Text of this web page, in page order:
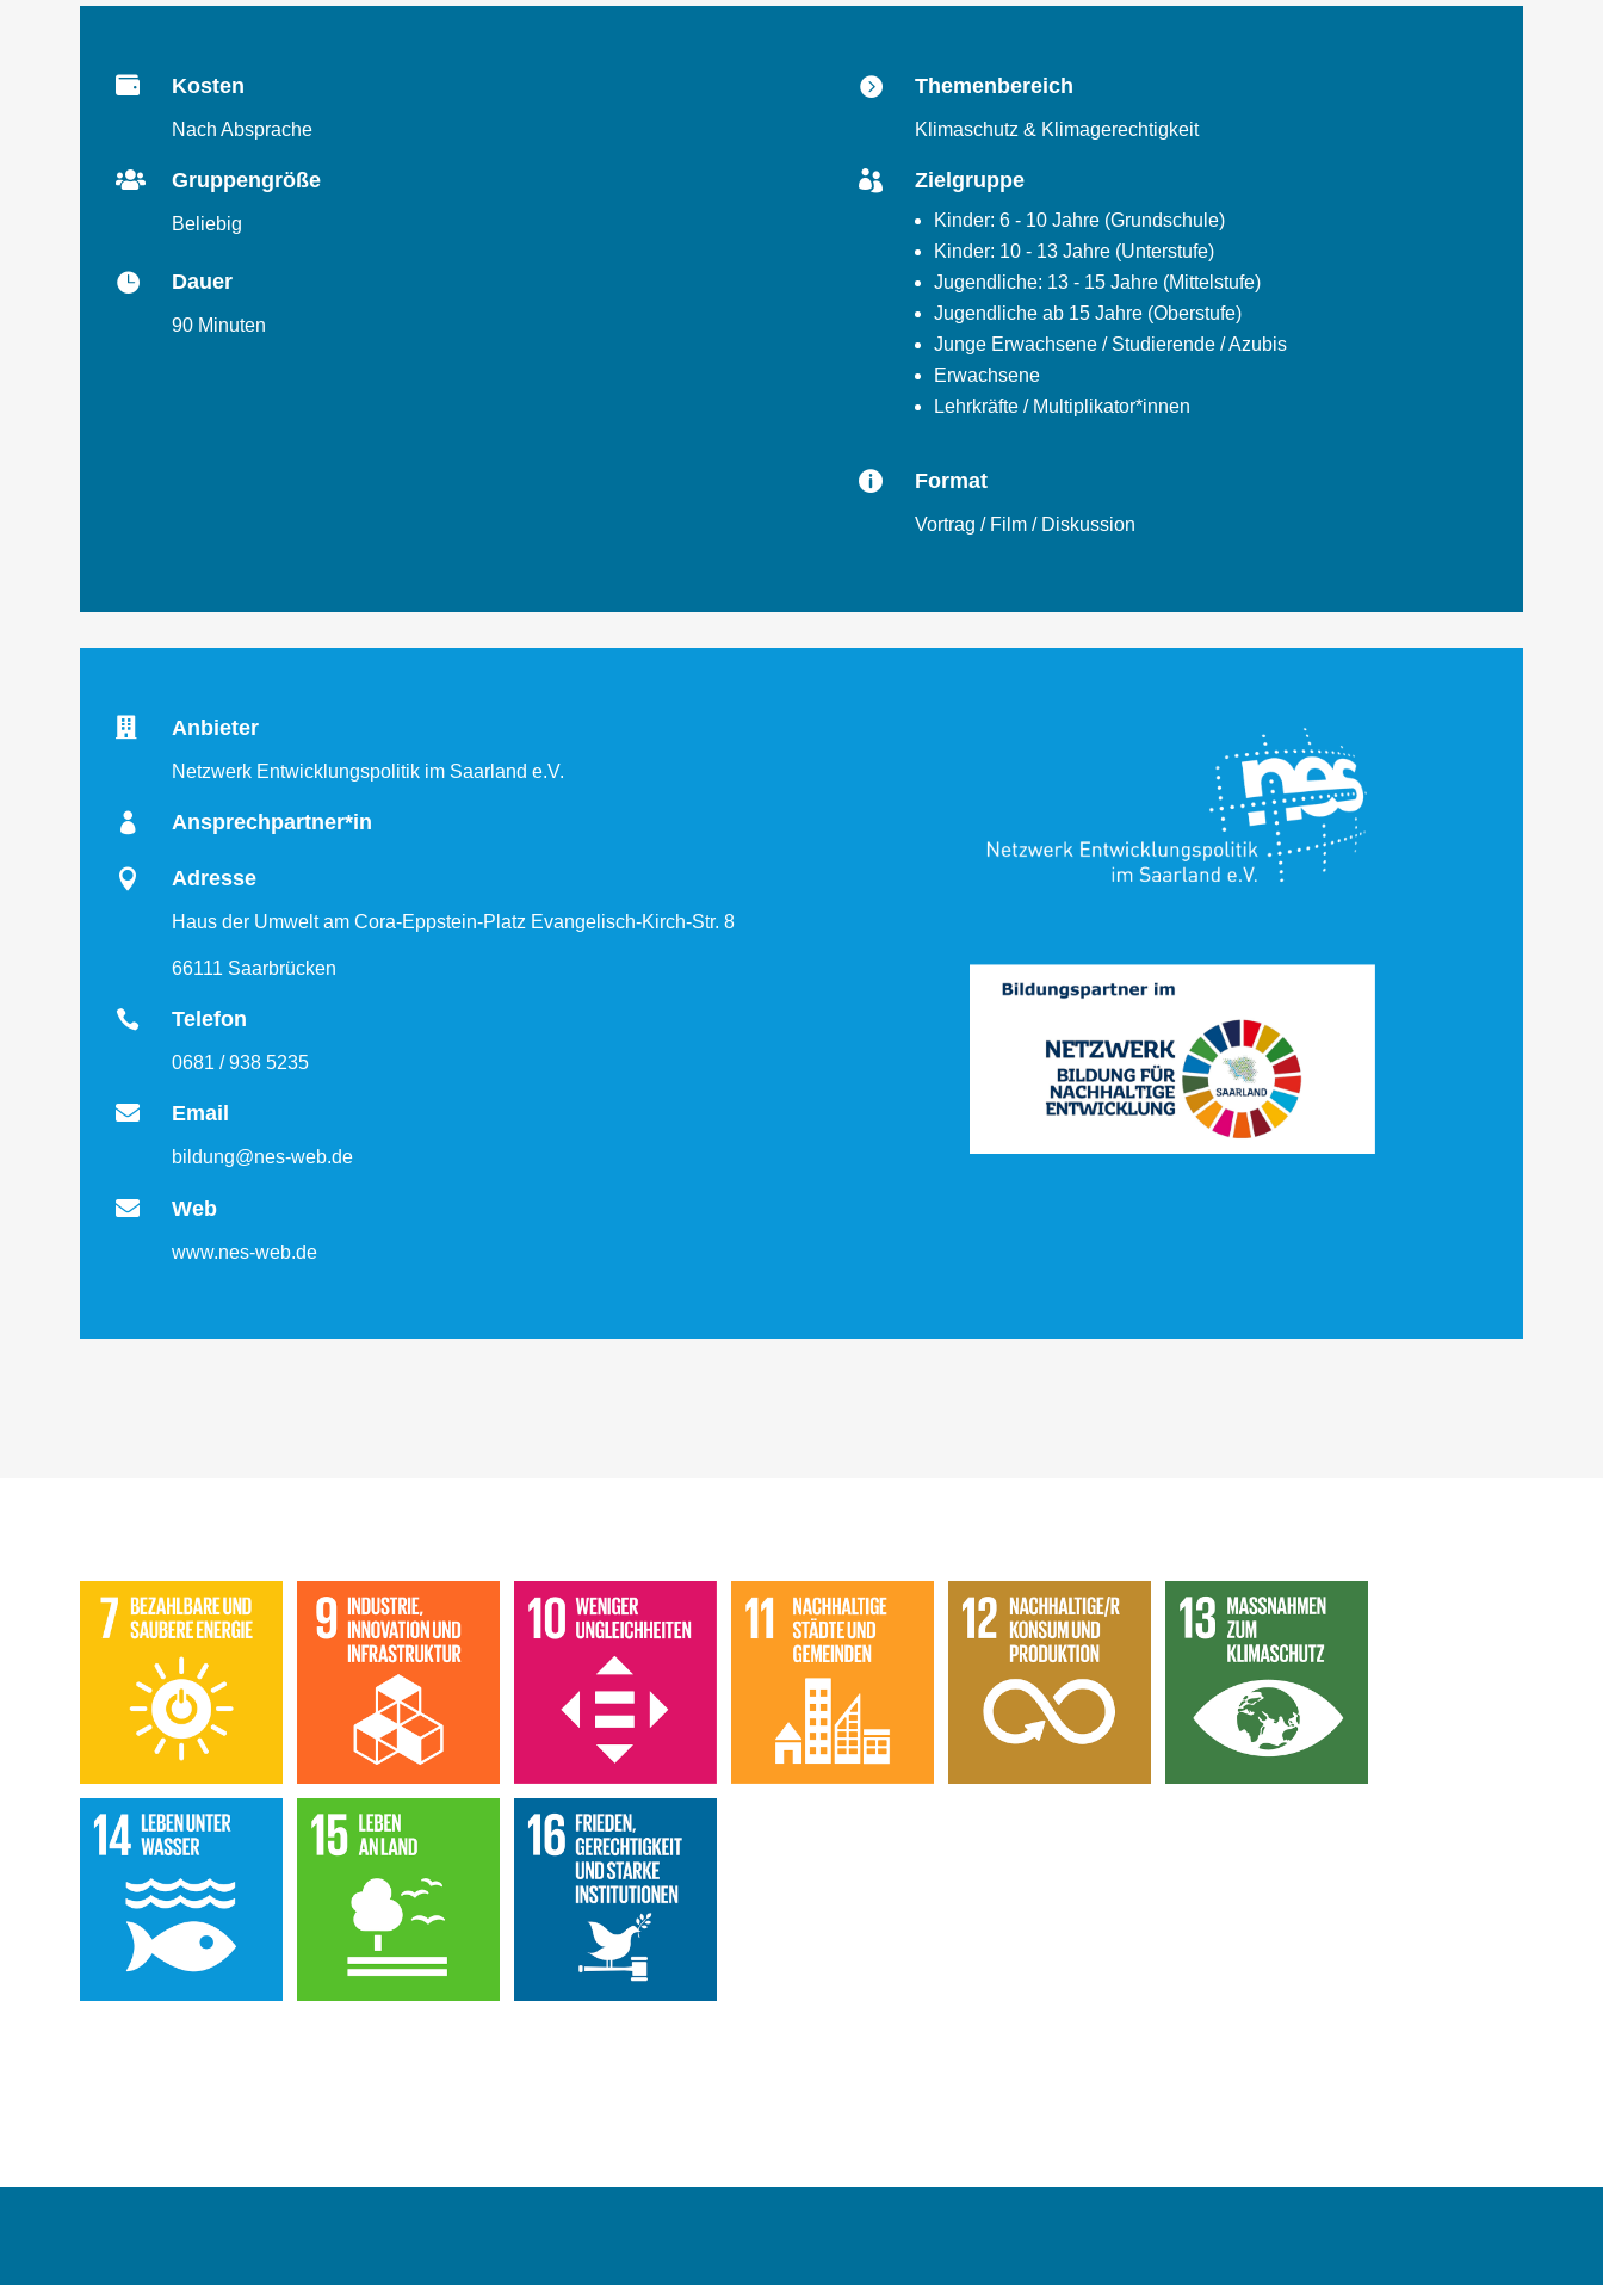
 Kosten
Nach Absprache
 Gruppengröße
Beliebig
 Dauer
90 Minuten
 Themenbereich
Klimaschutz & Klimagerechtigkeit
 Zielgruppe
Kinder: 6 - 10 Jahre (Grundschule)
Kinder: 10 - 13 Jahre (Unterstufe)
Jugendliche: 13 - 15 Jahre (Mittelstufe)
Jugendliche ab 15 Jahre (Oberstufe)
Junge Erwachsene / Studierende / Azubis
Erwachsene
Lehrkräfte / Multiplikator*innen
 Format
Vortrag / Film / Diskussion
 Anbieter
Netzwerk Entwicklungspolitik im Saarland e.V.
 Ansprechpartner*in
 Adresse
Haus der Umwelt am Cora-Eppstein-Platz Evangelisch-Kirch-Str. 8
66111 Saarbrücken
 Telefon
0681 / 938 5235
 Email
bildung@nes-web.de
 Web
www.nes-web.de